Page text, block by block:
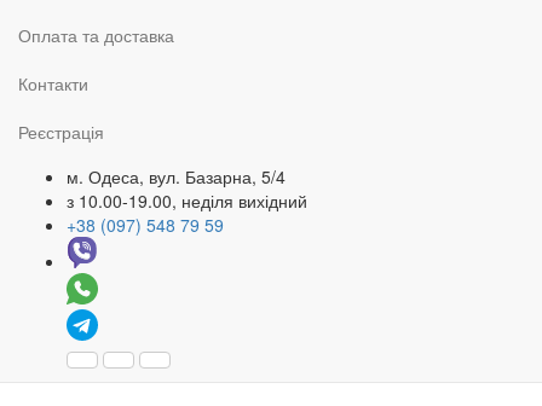
Оплата та доставка
Контакти
Реєстрація
м. Одеса, вул. Базарна, 5/4
з 10.00-19.00, неділя вихідний
+38 (097) 548 79 59